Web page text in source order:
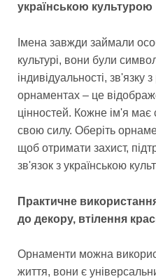
українською культурою
Імена завжди займали
культурі, вони були
індивідуальності,
орнаментах – це
цінностей. Кожне ім'я
свою силу. Оберіть
щоб отримати захист,
зв'язок з українською
Практичне
до декору, втілення
Орнаменти можна
життя, вони є